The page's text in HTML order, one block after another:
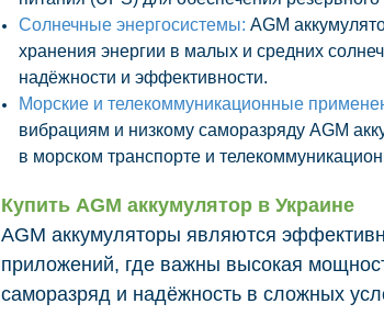
Солнечные энергосистемы: AGM
хранения энергии в малых и средних
надёжности и эффективности.
Морские и телекоммуникационные
вибрациям и низкому саморазряду AGM
в морском транспорте и
Купить AGM аккумулятор в Украине
AGM аккумуляторы являются
приложений, где важны высокая
саморазряд и надёжность в сложных